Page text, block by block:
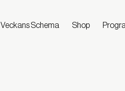
Veckans Schema Shop